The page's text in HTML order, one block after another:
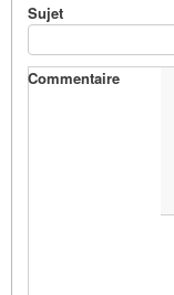
Sujet
Commentaire